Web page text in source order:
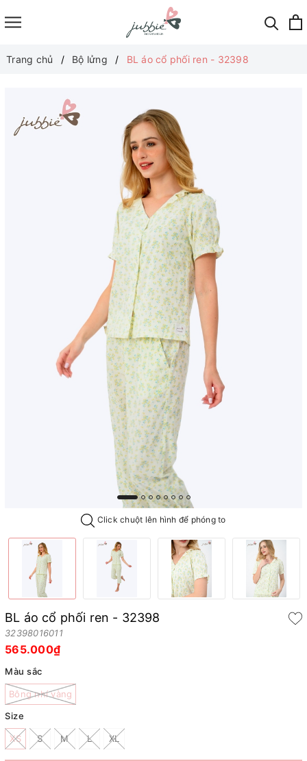
Trang chủ Bộ lửng BL áo cổ phối ren - 32398
Click chuột lên hình để phóng to
BL áo cổ phối ren - 32398
32398016011
565.000₫
Màu sắc
Bông nhí vàng
Size
XS S M L XL